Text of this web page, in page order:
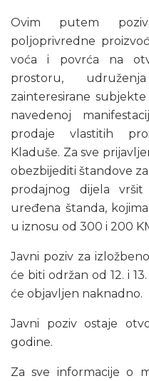
Ovim putem
poljoprivredne
voća i povrća na
prostoru,
zainteresirane
navedenoj
prodaje vlastitih
Kladuše. Za sve
obezbijediti štandove
prodajnog dijela
uređena štanda,
u iznosu od 300 i 200
Javni poziv za
će biti održan od 12. i
će objavljen naknadno.
Javni poziv ostaje
godine.
Za sve informacije o